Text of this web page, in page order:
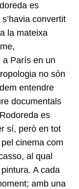
es
convertit
la mateixa
a París en un
no són
entendre
documentals
es
sí, però en tot
cinema com
al qual
A cada
amb una